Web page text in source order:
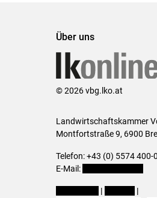
Über uns
© 2026 vbg.lko.at
Landwirtschaftskammer
Montfortstraße 9, 6900
Telefon: +43 (0) 5574 400-0
E-Mail:
|
|